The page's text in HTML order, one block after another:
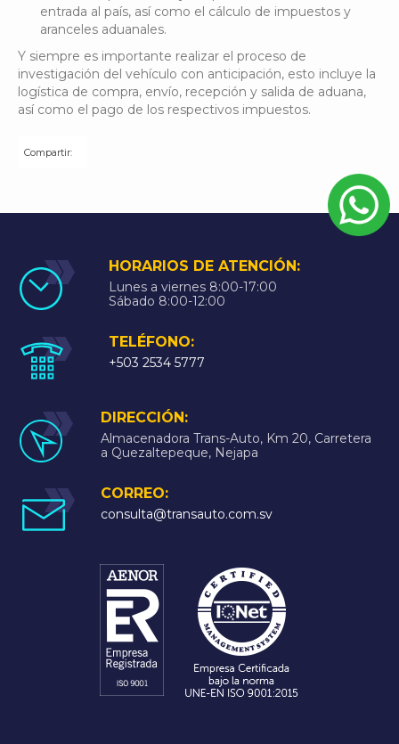
entrada al país, así como el cálculo de impuestos y
aranceles aduanales.
Y siempre es importante realizar el proceso de
investigación del vehículo con anticipación, esto incluye la
logística de compra, envío, recepción y salida de aduana,
así como el pago de los respectivos impuestos.
Compartir:
HORARIOS DE ATENCIÓN:
Lunes a viernes 8:00-17:00
Sábado 8:00-12:00
TELÉFONO:
+503 2534 5777
DIRECCIÓN:
Almacenadora Trans-Auto, Km 20, Carretera
a Quezaltepeque, Nejapa
CORREO:
consulta@transauto.com.sv